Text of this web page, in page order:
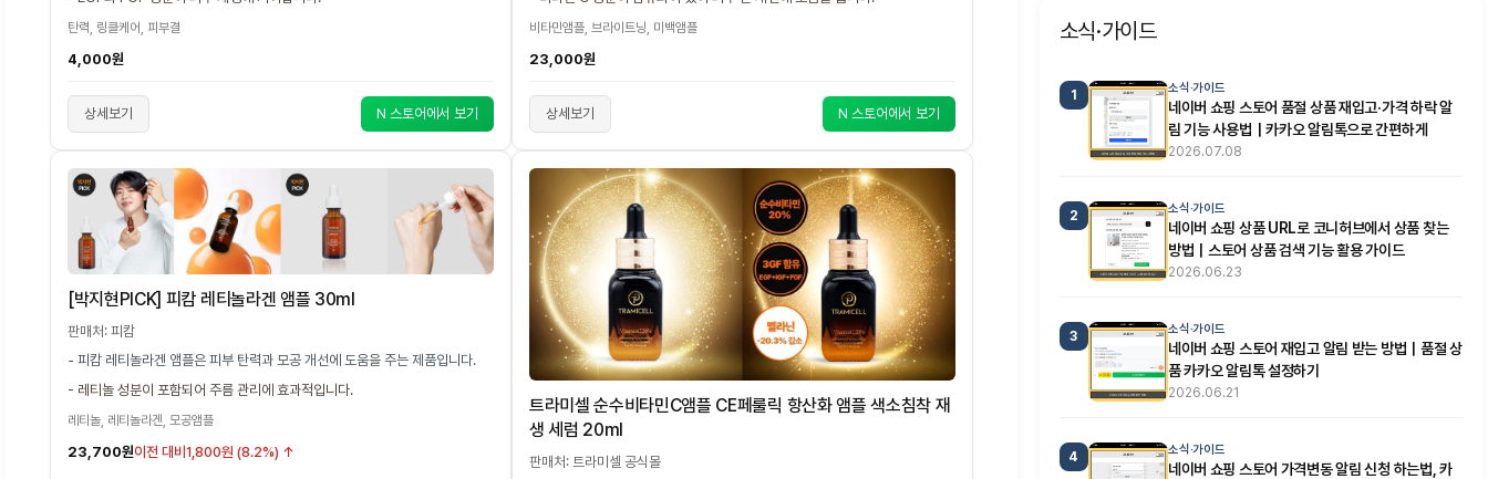
탄력, 링클케어, 피부결
4,000원
상세보기 N 스토어에서 보기
비타민앰플, 브라이트닝, 미백앰플
23,000원
상세보기 N 스토어에서 보기
[박지현PICK] 피캄 레티놀라겐 앰플 30ml
판매처: 피캄
- 피캄 레티놀라겐 앰플은 피부 탄력과 모공 개선에 도움을 주는 제품입니다.
- 레티놀 성분이 포함되어 주름 관리에 효과적입니다.
레티놀, 레티놀라겐, 모공앰플
23,700원이전 대비 1,800원 (8.2%) ↑
트라미셀 순수비타민C앰플 CE페룰릭 항산화 앰플 색소침착 재
생 세럼 20ml
판매처: 트라미셀 공식몰
소식·가이드
1 소식·가이드
네이버 쇼핑 스토어 품절 상품 재입고·가격 하락 알
림 기능 사용법｜카카오 알림톡으로 간편하게
2026.07.08
2 소식·가이드
네이버 쇼핑 상품 URL로 코니허브에서 상품 찾는
방법｜스토어 상품 검색 기능 활용 가이드
2026.06.23
3 소식·가이드
네이버 쇼핑 스토어 재입고 알림 받는 방법｜품절 상
품 카카오 알림톡 설정하기
2026.06.21
4 소식·가이드
네이버 쇼핑 스토어 가격변동 알림 신청 하는법, 카